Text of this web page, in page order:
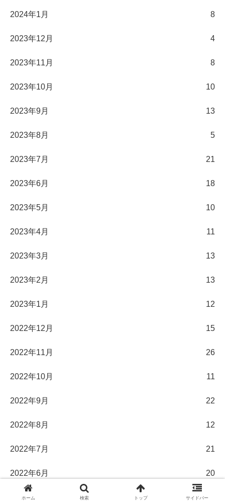
2024年1月 8
2023年12月 4
2023年11月 8
2023年10月 10
2023年9月 13
2023年8月 5
2023年7月 21
2023年6月 18
2023年5月 10
2023年4月 11
2023年3月 13
2023年2月 13
2023年1月 12
2022年12月 15
2022年11月 26
2022年10月 11
2022年9月 22
2022年8月 12
2022年7月 21
2022年6月 20
2022年5月 25
ホーム 検索 トップ サイドバー